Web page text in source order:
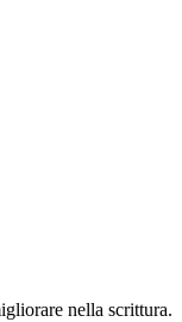
nella scrittura.